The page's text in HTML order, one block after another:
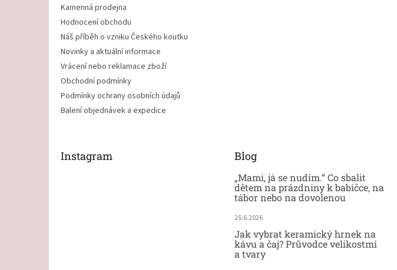
Kamenná prodejna
Hodnocení obchodu
Náš příběh o vzniku Českého koutku
Novinky a aktuální informace
Vrácení nebo reklamace zboží
Obchodní podmínky
Podmínky ochrany osobních údajů
Balení objednávek a expedice
Instagram Blog
„Mami, já se nudím.“ Co sbalit
dětem na prázdniny k babičce, na
tábor nebo na dovolenou
25.6.2026
Jak vybrat keramický hrnek na
kávu a čaj? Průvodce velikostmi
a tvary